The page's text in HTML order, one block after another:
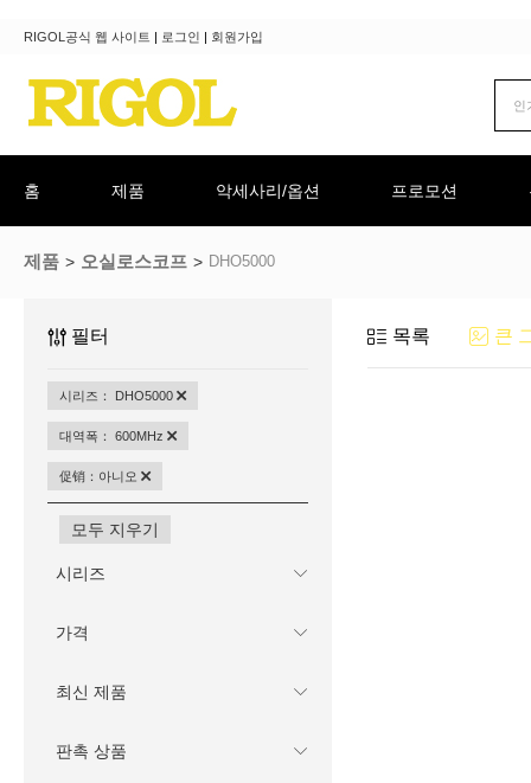
RIGOL공식 웹 사이트 | 로그인 | 회원가입
홈 제품 악세사리/옵션 프로모션
제품 오실로스코프 DHO5000
필터
시리즈： DHO5000
대역폭： 600MHz
促销：아니오
모두 지우기
시리즈
가격
최신 제품
판촉 상품
목록 큰